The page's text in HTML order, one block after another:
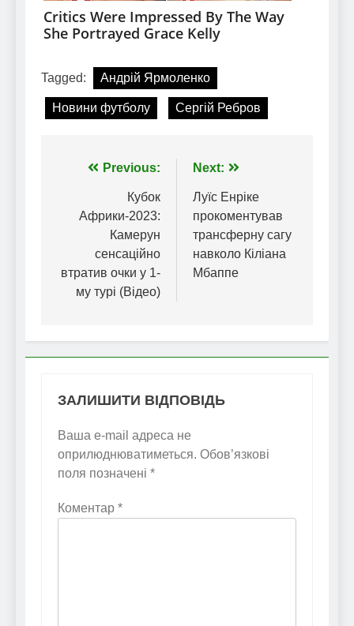
Tagged: Андрій Ярмоленко
Новини футболу Сергій Ребров
Навігація
Previous:
Кубок
Африки-2023:
Камерун
сенсаційно
втратив очки у 1-
му турі (Відео)
Next:
Луїс Енріке
прокоментував
трансферну сагу
навколо Кіліана
Мбаппе
ЗАЛИШИТИ ВІДПОВІДЬ
Ваша e-mail адреса не
оприлюднюватиметься. Обов’язкові
поля позначені *
Коментар *